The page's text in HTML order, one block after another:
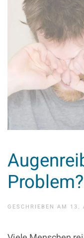
Problem?
GESCHRIEBEN AM 13.